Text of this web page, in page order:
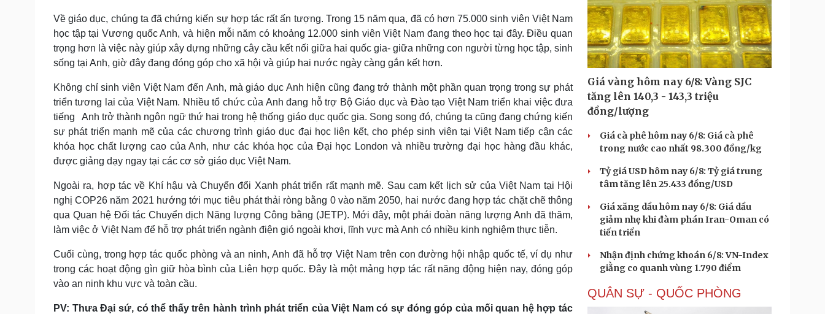
Về giáo dục, chúng ta đã chứng kiến sự hợp tác rất ấn tượng. Trong 15 năm qua, đã có hơn 75.000 sinh viên Việt Nam
học tập tại Vương quốc Anh, và hiện mỗi năm có khoảng 12.000 sinh viên Việt Nam đang theo học tại đây. Điều quan
trọng hơn là việc này giúp xây dựng những cây cầu kết nối giữa hai quốc gia- giữa những con người từng học tập, sinh
sống tại Anh, giờ đây đang đóng góp cho xã hội và giúp hai nước ngày càng gắn kết hơn.
Không chỉ sinh viên Việt Nam đến Anh, mà giáo dục Anh hiện cũng đang trở thành một phần quan trọng trong sự phát
triển tương lai của Việt Nam. Nhiều tổ chức của Anh đang hỗ trợ Bộ Giáo dục và Đào tạo Việt Nam triển khai việc đưa
tiếng Anh trở thành ngôn ngữ thứ hai trong hệ thống giáo dục quốc gia. Song song đó, chúng ta cũng đang chứng kiến
sự phát triển mạnh mẽ của các chương trình giáo dục đại học liên kết, cho phép sinh viên tại Việt Nam tiếp cận các
khóa học chất lượng cao của Anh, như các khóa học của Đại học London và nhiều trường đại học hàng đầu khác,
được giảng dạy ngay tại các cơ sở giáo dục Việt Nam.
Ngoài ra, hợp tác về Khí hậu và Chuyển đổi Xanh phát triển rất mạnh mẽ. Sau cam kết lịch sử của Việt Nam tại Hội
nghị COP26 năm 2021 hướng tới mục tiêu phát thải ròng bằng 0 vào năm 2050, hai nước đang hợp tác chặt chẽ thông
qua Quan hệ Đối tác Chuyển dịch Năng lượng Công bằng (JETP). Mới đây, một phái đoàn năng lượng Anh đã thăm,
làm việc ở Việt Nam để hỗ trợ phát triển ngành điện gió ngoài khơi, lĩnh vực mà Anh có nhiều kinh nghiệm thực tiễn.
Cuối cùng, trong hợp tác quốc phòng và an ninh, Anh đã hỗ trợ Việt Nam trên con đường hội nhập quốc tế, ví dụ như
trong các hoạt động gìn giữ hòa bình của Liên hợp quốc. Đây là một mảng hợp tác rất năng động hiện nay, đóng góp
vào an ninh khu vực và toàn cầu.
PV: Thưa Đại sứ, có thể thấy trên hành trình phát triển của Việt Nam có sự đóng góp của mối quan hệ hợp tác
Giá vàng hôm nay 6/8: Vàng SJC
tăng lên 140,3 - 143,3 triệu
đồng/lượng
Giá cà phê hôm nay 6/8: Giá cà phê
trong nước cao nhất 98.300 đồng/kg
Tỷ giá USD hôm nay 6/8: Tỷ giá trung
tâm tăng lên 25.433 đồng/USD
Giá xăng dầu hôm nay 6/8: Giá dầu
giảm nhẹ khi đàm phán Iran-Oman có
tiến triển
Nhận định chứng khoán 6/8: VN-Index
giằng co quanh vùng 1.790 điểm
QUÂN SỰ - QUỐC PHÒNG